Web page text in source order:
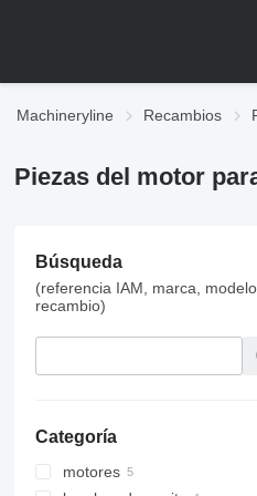
Machineryline Recambios
Piezas del motor
Búsqueda
(referencia IAM, marca, modelo,
recambio)
Categoría
motores